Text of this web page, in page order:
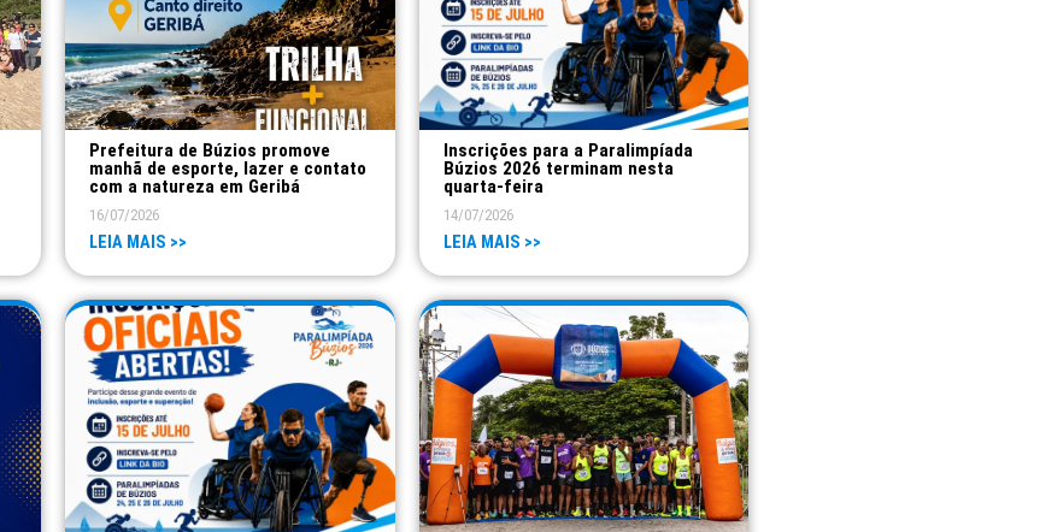
Prefeitura de Búzios promove
manhã de esporte, lazer e contato
com a natureza em Geribá
16/07/2026
LEIA MAIS >>
Inscrições para a Paralimpíada
Búzios 2026 terminam nesta
quarta-feira
14/07/2026
LEIA MAIS >>